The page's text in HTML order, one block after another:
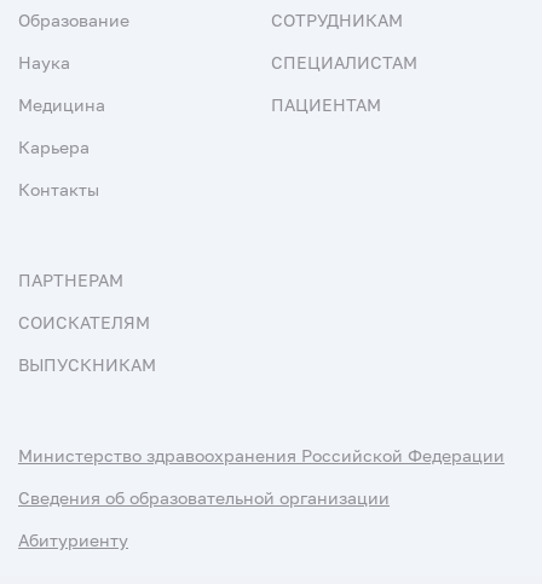
Образование
Наука
Медицина
Карьера
Контакты
СОТРУДНИКАМ
СПЕЦИАЛИСТАМ
ПАЦИЕНТАМ
ПАРТНЕРАМ
СОИСКАТЕЛЯМ
ВЫПУСКНИКАМ
Министерство здравоохранения Российской Федерации
Сведения об образовательной организации
Абитуриенту